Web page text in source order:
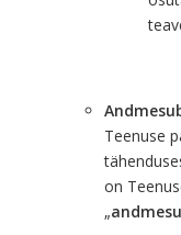
Teenuse
on
„